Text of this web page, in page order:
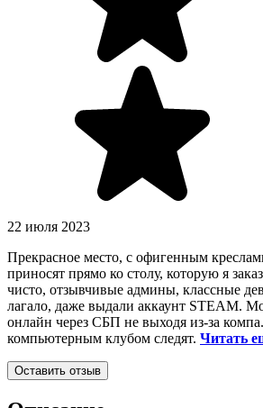
22 июля 2023
Прекрасное место, с офигенным
приносят прямо ко столу, которую я
чисто, отзывчивые админы, классные
лагало, даже выдали аккаунт STEAM.
онлайн через СБП не выходя из-за
компьютерным клубом следят. Читать
Оставить отзыв